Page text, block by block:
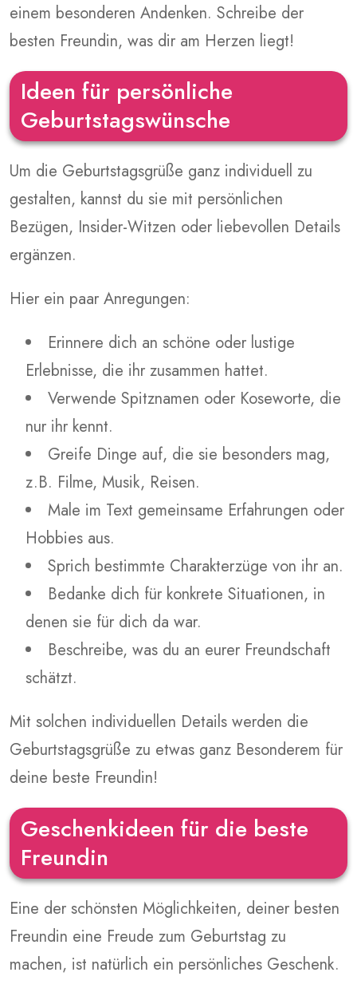
einem besonderen Andenken. Schreibe der
besten Freundin, was dir am Herzen liegt!
Ideen für persönliche
Geburtstagswünsche
Um die Geburtstagsgrüße ganz individuell zu
gestalten, kannst du sie mit persönlichen
Bezügen, Insider-Witzen oder liebevollen Details
ergänzen.
Hier ein paar Anregungen:
Erinnere dich an schöne oder lustige
Erlebnisse, die ihr zusammen hattet.
Verwende Spitznamen oder Koseworte, die
nur ihr kennt.
Greife Dinge auf, die sie besonders mag,
z.B. Filme, Musik, Reisen.
Male im Text gemeinsame Erfahrungen oder
Hobbies aus.
Sprich bestimmte Charakterzüge von ihr an.
Bedanke dich für konkrete Situationen, in
denen sie für dich da war.
Beschreibe, was du an eurer Freundschaft
schätzt.
Mit solchen individuellen Details werden die
Geburtstagsgrüße zu etwas ganz Besonderem für
deine beste Freundin!
Geschenkideen für die beste
Freundin
Eine der schönsten Möglichkeiten, deiner besten
Freundin eine Freude zum Geburtstag zu
machen, ist natürlich ein persönliches Geschenk.